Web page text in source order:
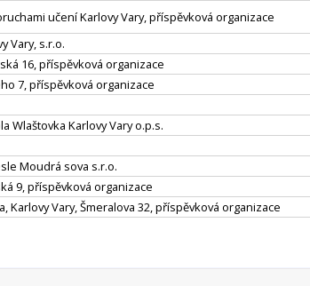
učení Karlovy Vary, příspěvková organizace
Vary, s.r.o.
16, příspěvková organizace
7, příspěvková organizace
Wlaštovka Karlovy Vary o.p.s.
Moudrá sova s.r.o.
9, příspěvková organizace
Karlovy Vary, Šmeralova 32, příspěvková organizace